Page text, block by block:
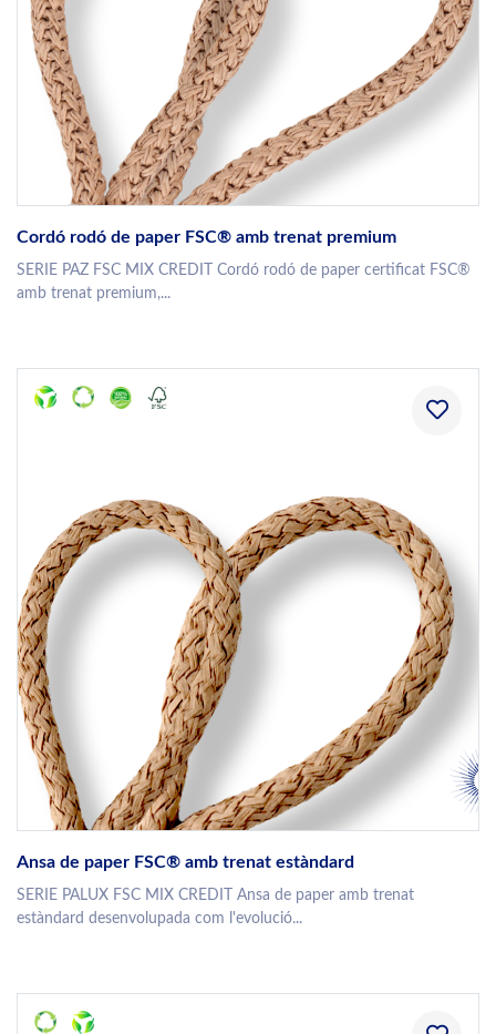
Cordó rodó de paper FSC® amb trenat premium
SERIE PAZ FSC MIX CREDIT Cordó rodó de paper certificat FSC®
amb trenat premium,...
Ansa de paper FSC® amb trenat estàndard
SERIE PALUX FSC MIX CREDIT Ansa de paper amb trenat
estàndard desenvolupada com l'evolució...